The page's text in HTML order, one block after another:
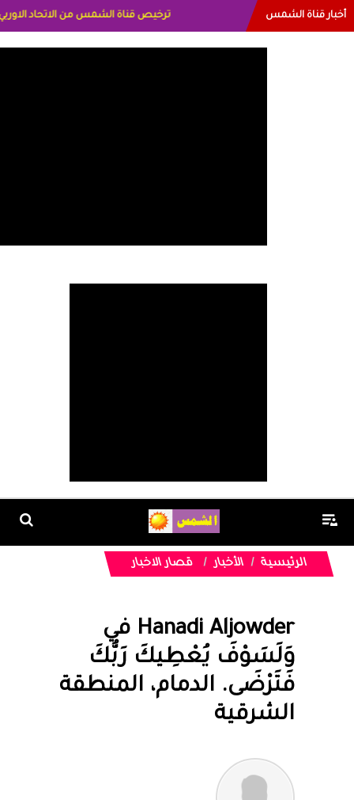
أخبار قناة الشمس
الرئيسية الأخبار قصار الاخبار
Hanadi Aljowder‎‏ في
‏وَلَسَوْفَ يُعْطِيكَ رَبُّكَ
فَتَرْضَى‏. ‏الدمام‏، ‏المنطقة
الشرقية‏